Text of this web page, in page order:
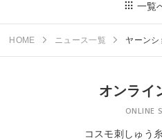
一覧
HOME ニュース一覧 ヤーン
オンライ
ONLINE
コスモ刺しゅう